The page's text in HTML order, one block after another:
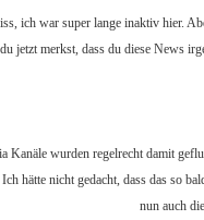
ich war super lange inaktiv hier.
jetzt merkst, dass du diese News
Kanäle wurden regelrecht damit
hätte nicht gedacht, dass das so
nun auch